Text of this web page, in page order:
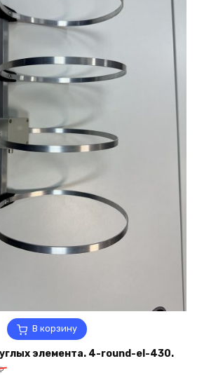
В корзину
элемента. 4-round-el-430.